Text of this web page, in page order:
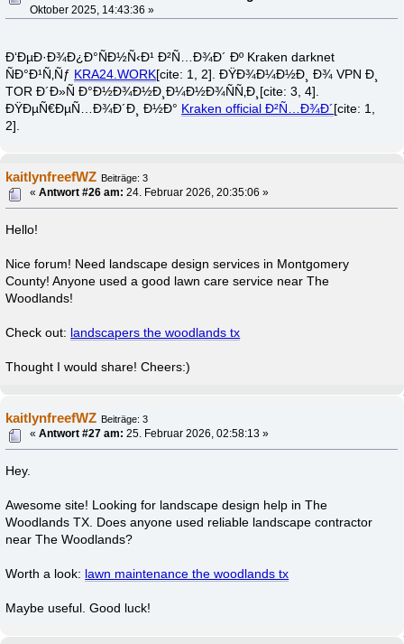
Oktober 2025, 14:43:36 »
Ð‘ÐµÐ·Ð¾Ð¿Ð°ÑÐ½Ñ‹Ð¹ Ð²Ñ…Ð¾Ð´ Ðº Kraken darknet
ÑÐ°Ð¹Ñ‚Ñƒ KRA24.WORK[cite: 1, 2]. ÐŸÐ¾Ð¼Ð½Ð¸ Ð¾ VPN Ð¸
TOR Ð´Ð»Ñ Ð°Ð½Ð¾Ð½Ð¸Ð¼Ð½Ð¾ÑÑ‚Ð¸[cite: 3, 4].
ÐŸÐµÑ€ÐµÑ…Ð¾Ð´Ð¸ Ð½Ð° Kraken official Ð²Ñ…Ð¾Ð´ [cite: 1,
2].
kaitlynfreefWZ Beiträge: 3
«Antwort #26 am: 24. Februar 2026, 20:35:06 »
Hello!
Nice forum! Need landscape design services in Montgomery
County! Anyone used a good lawn care service near The
Woodlands!
Check out: landscapers the woodlands tx
Thought I would share! Cheers:)
kaitlynfreefWZ Beiträge: 3
«Antwort #27 am: 25. Februar 2026, 02:58:13 »
Hey.
Awesome site! Looking for landscape design help in The
Woodlands TX. Does anyone used reliable landscape contractor
near The Woodlands?
Worth a look: lawn maintenance the woodlands tx
Maybe useful. Good luck!